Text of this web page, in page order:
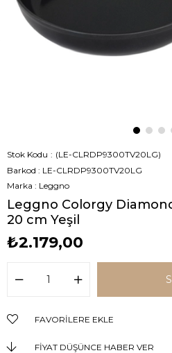
Stok Kodu
(LE-CLRDP9300TV20LG)
Barkod : LE-CLRDP9300TV20LG
Marka : Leggno
Leggno Colorgy
20 cm Yeşil
₺2.179,00
FAVORILERE EKLE
FIYAT DÜŞÜNCE HABER VER